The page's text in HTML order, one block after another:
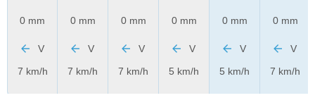
0 mm
V
7 km/h
0 mm
V
7 km/h
0 mm
V
7 km/h
0 mm
V
5 km/h
0 mm
V
5 km/h
0 mm
V
7 km/h